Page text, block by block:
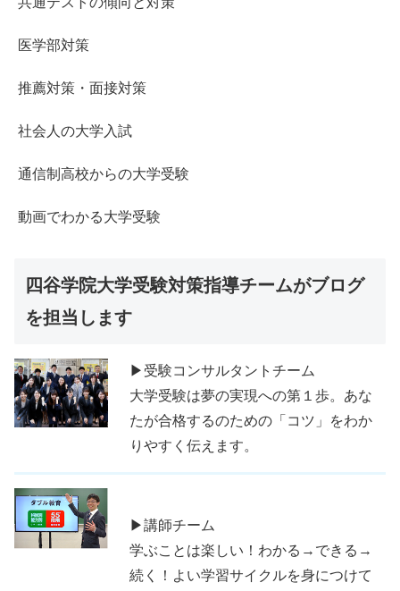
医学部対策
推薦対策・面接対策
社会人の大学入試
通信制高校からの大学受験
動画でわかる大学受験
四谷学院大学受験対策指導チームがブログ
を担当します
▶受験コンサルタントチーム
大学受験は夢の実現への第１歩。あな
たが合格するのための「コツ」をわか
りやすく伝えます。
▶講師チーム
学ぶことは楽しい！わかる→できる→
続く！よい学習サイクルを身につけて